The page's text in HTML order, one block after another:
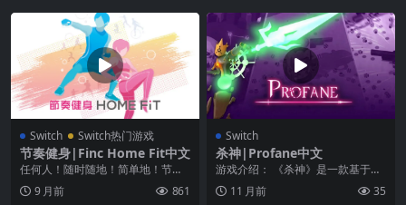
Switch Switch热门游戏
节奏健身|Finc Home Fit中文
任何人！随时随地！简单地！节奏
健身！ 日常生活中需要活力吗？ 为
您推荐独特灵活的...
9 月前 861
Switch
杀神|Profane中文
游戏介绍： 《杀神》是一款基于时
间的 3D 首领速杀弹幕游戏在游戏
中，玩家必须在...
11 月前 35